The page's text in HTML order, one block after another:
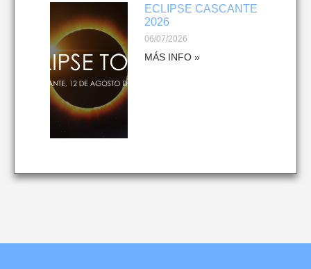
ECLIPSE CASCANTE
2026
06/07/2026
MÁS INFO »